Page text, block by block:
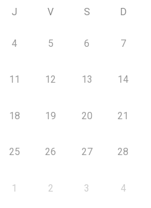
J V S D
4 5 6 7
11 12 13 14
18 19 20 21
25 26 27 28
1 2 3 4